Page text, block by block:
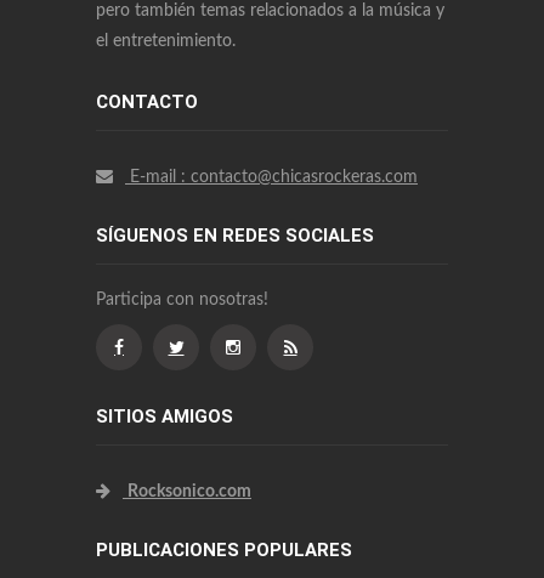
pero también temas relacionados a la música y
el entretenimiento.
CONTACTO
E-mail : contacto@chicasrockeras.com
SÍGUENOS EN REDES SOCIALES
Participa con nosotras!
SITIOS AMIGOS
Rocksonico.com
PUBLICACIONES POPULARES